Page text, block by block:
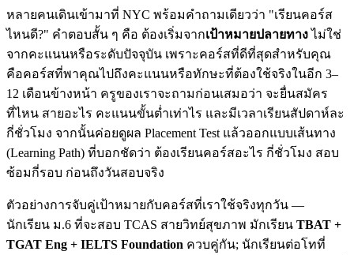
หลายคนเดินเข้ามาที่ NYC พร้อมคำถามเดียวว่า "เรียนคอร์ส
ไหนดี?" คำตอบสั้น ๆ คือ ต้องเริ่มจากเป้าหมายปลายทางไม่ใช่
จากคะแนนหรือระดับปัจจุบัน เพราะคอร์สที่ดีที่สุดสำหรับคุณ
คือคอร์สที่พาคุณไปถึงคะแนนหรือทักษะที่ต้องใช้จริงในอีก 3–
12 เดือนข้างหน้า ครูของเราจะถามก่อนเสมอว่า จะยื่นสมัคร
ที่ไหน สายอะไร คะแนนขั้นต่ำเท่าไร และมีเวลาเรียนสัปดาห์ละ
กี่ชั่วโมง จากนั้นค่อยดูผล Placement Test แล้วออกแบบเส้นทาง
(Learning Path) ที่บอกชัดว่า ต้องเรียนคอร์สอะไร กี่ชั่วโมง สอบ
ซ้อมกี่รอบ ก่อนถึงวันสอบจริง
ตัวอย่างการจับคู่เป้าหมายกับคอร์สที่เราใช้จริงทุกวัน —
นักเรียน ม.6 ที่จะสอบ TCAS สายวิทย์สุขภาพ มักเรียน TBAT +
TGAT Eng + IELTS Foundation ควบคู่กัน; นักเรียนต่อโทที่